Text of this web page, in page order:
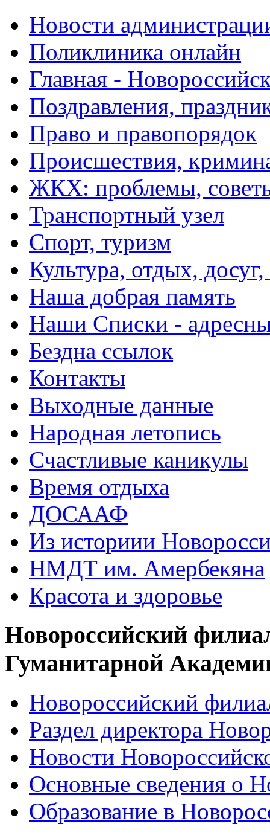
Новости
Поликлиника онлайн
Главная -
Поздравления,
Право и правопорядок
Происшествия,
ЖКХ: проблемы,
Транспортный узел
Спорт, туризм
Культура, отдых,
Наша добрая память
Наши Списки -
Бездна ссылок
Контакты
Выходные данные
Народная летопись
Счастливые каникулы
Время отдыха
ДОСААФ
Из историии
НМДТ им. Амербекяна
Красота и здоровье
Новороссийский
Гуманитарной
Новороссийский
Раздел директора
Новости
Основные сведения о
Образование в